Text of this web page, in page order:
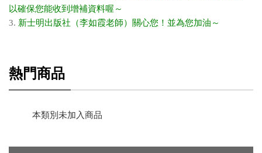
以確保您能收到增補資料喔 ～
3. 新士明出版社（李如霞老師）關心您！並為您加油～
熱門商品
本類別未加入商品